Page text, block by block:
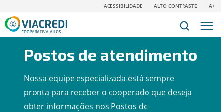
ACESSIBILIDADE ALTO CONTRASTE A+
Postos de atendimento
Nossa equipe especializada está sempre
pronta para receber o cooperado que deseja
obter informações nos Postos de